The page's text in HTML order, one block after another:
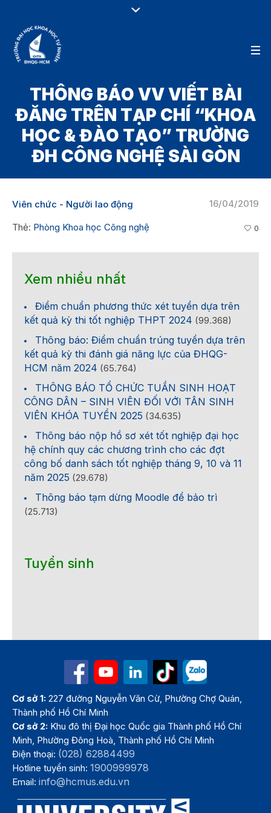
THÔNG BÁO VV VIẾT BÀI
ĐĂNG TRÊN TẠP CHÍ “KHOA
HỌC & ĐÀO TẠO” TRƯỜNG
ĐH CÔNG NGHỆ SÀI GÒN
16/04/2019
Viên chức - Người lao động
Thẻ: Phòng Khoa học Công nghệ 0
Xem nhiều nhất
Điểm chuẩn phương thức xét tuyển dựa trên
kết quả kỳ thi tốt nghiệp THPT 2024 (99.368)
Thông báo: Điểm chuẩn trúng tuyển dựa trên
kết quả kỳ thi đánh giá năng lực của ĐHQG-
HCM năm 2024 (65.764)
THÔNG BÁO TỔ CHỨC TUẦN SINH HOẠT
CÔNG DÂN – SINH VIÊN ĐỐI VỚI TÂN SINH
VIÊN KHÓA TUYỂN 2025 (34.635)
Thông báo nộp hồ sơ xét tốt nghiệp đại học
hệ chính quy các chương trình cho các đợt
công bố danh sách tốt nghiệp tháng 9, 10 và 11
năm 2025 (29.678)
Thông báo tạm dừng Moodle để bảo trì
(25.713)
Tuyển sinh
Cơ sở 1: 227 đường Nguyễn Văn Cừ, Phường Chợ Quán,
Thành phố Hồ Chí Minh
Cơ sở 2: Khu đô thị Đại học Quốc gia Thành phố Hồ Chí
Minh, Phường Đông Hoà, Thành phố Hồ Chí Minh
Điện thoại: (028) 62884499
Hotline tuyển sinh:1900999978
Email:info@hcmus.edu.vn